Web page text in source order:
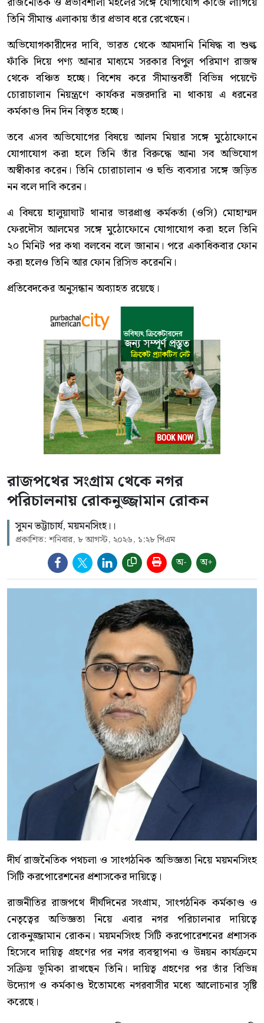
তিনি সীমান্ত এলাকায় তাঁর প্রভাব ধরে রেখেছেন।
অভিযোগকারীদের দাবি, ভারত থেকে আমদানি নিষিদ্ধ বা শুল্ক
ফাঁকি দিয়ে পণ্য আনার মাধ্যমে সরকার বিপুল পরিমাণ রাজস্ব
থেকে বঞ্চিত হচ্ছে। বিশেষ করে সীমান্তবর্তী বিভিন্ন পয়েন্টে
চোরাচালান নিয়ন্ত্রণে কার্যকর নজরদারি না থাকায় এ ধরনের
কর্মকাণ্ড দিন দিন বিস্তৃত হচ্ছে।
তবে এসব অভিযোগের বিষয়ে আলম মিয়ার সঙ্গে মুঠোফোনে
যোগাযোগ করা হলে তিনি তাঁর বিরুদ্ধে আনা সব অভিযোগ
অস্বীকার করেন। তিনি চোরাচালান ও হুন্ডি ব্যবসার সঙ্গে জড়িত
নন বলে দাবি করেন।
এ বিষয়ে হালুয়াঘাট থানার ভারপ্রাপ্ত কর্মকর্তা (ওসি) মোহাম্মদ
ফেরদৌস আলমের সঙ্গে মুঠোফোনে যোগাযোগ করা হলে তিনি
২০ মিনিট পর কথা বলবেন বলে জানান। পরে একাধিকবার ফোন
করা হলেও তিনি আর ফোন রিসিভ করেননি।
প্রতিবেদকের অনুসন্ধান অব্যাহত রয়েছে।
রাজপথের সংগ্রাম থেকে নগর
পরিচালনায় রোকনুজ্জামান রোকন
সুমন ভট্টাচার্য, ময়মনসিংহ।।
প্রকাশিত: শনিবার, ৮ আগস্ট, ২০২৬, ১:২৮ পিএম
অ- অ+
দীর্ঘ রাজনৈতিক পথচলা ও সাংগঠনিক অভিজ্ঞতা নিয়ে ময়মনসিংহ
সিটি করপোরেশনের প্রশাসকের দায়িত্বে।
রাজনীতির রাজপথে দীর্ঘদিনের সংগ্রাম, সাংগঠনিক কর্মকাণ্ড ও
নেতৃত্বের অভিজ্ঞতা নিয়ে এবার নগর পরিচালনার দায়িত্বে
রোকনুজ্জামান রোকন। ময়মনসিংহ সিটি করপোরেশনের প্রশাসক
হিসেবে দায়িত্ব গ্রহণের পর নগর ব্যবস্থাপনা ও উন্নয়ন কার্যক্রমে
সক্রিয় ভূমিকা রাখছেন তিনি। দায়িত্ব গ্রহণের পর তাঁর বিভিন্ন
উদ্যোগ ও কর্মকাণ্ড ইতোমধ্যে নগরবাসীর মধ্যে আলোচনার সৃষ্টি
করেছে।